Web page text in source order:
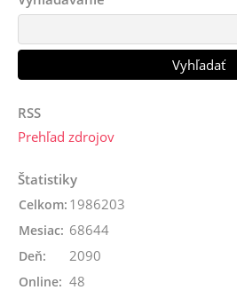
RSS
Prehľad zdrojov
Štatistiky
Online: 48
Celkom: 1986203
Mesiac: 68644
Deň: 2090